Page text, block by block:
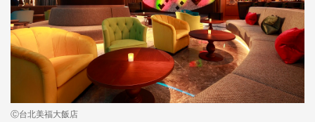
Ⓒ台北美福大飯店